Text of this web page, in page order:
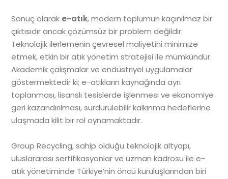
Sonuç olarak e-atık, modern toplumun kaçınılmaz bir
çıktısıdır ancak çözümsüz bir problem değildir.
Teknolojik ilerlemenin çevresel maliyetini minimize
etmek, etkin bir atık yönetim stratejisi ile mümkündür.
Akademik çalışmalar ve endüstriyel uygulamalar
göstermektedir ki; e-atıkların kaynağında ayrı
toplanması, lisanslı tesislerde işlenmesi ve ekonomiye
geri kazandırılması, sürdürülebilir kalkınma hedeflerine
ulaşmada kilit bir rol oynamaktadır.
Group Recycling, sahip olduğu teknolojik altyapı,
uluslararası sertifikasyonlar ve uzman kadrosu ile e-
atık yönetiminde Türkiye’nin öncü kuruluşlarından biri